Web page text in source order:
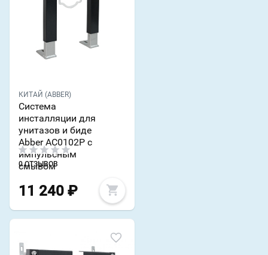
КИТАЙ (ABBER)
Система
инсталляции для
унитазов и биде
Abber AC0102P с
импульсным
смывом
0 ОТЗЫВОВ
11 240 ₽